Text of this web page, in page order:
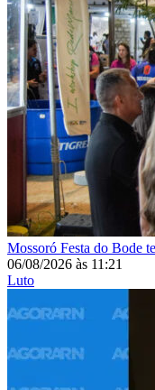
Mossoró Festa do Bode
06/08/2026 às 11:21
Luto